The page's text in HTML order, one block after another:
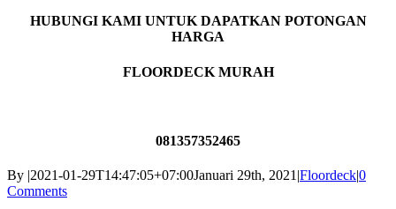
HUBUNGI KAMI UNTUK DAPATKAN POTONGAN
HARGA
FLOORDECK MURAH
081357352465
By |2021-01-29T14:47:05+07:00Januari 29th, 2021|Floordeck|0
Comments